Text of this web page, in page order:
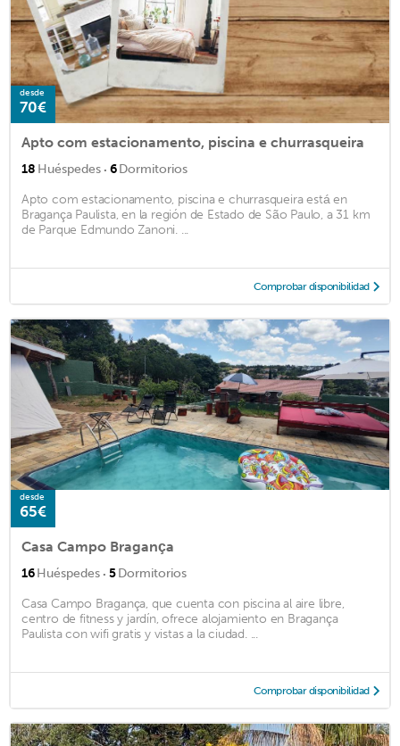
desde
70€
Apto com estacionamento, piscina e churrasqueira
18 Huéspedes · 6Dormitorios
Apto com estacionamento, piscina e churrasqueira está en
Bragança Paulista, en la región de Estado de São Paulo, a 31 km
de Parque Edmundo Zanoni. ...
Comprobar disponibilidad
desde
65€
Casa Campo Bragança
16Huéspedes · 5Dormitorios
Casa Campo Bragança, que cuenta con piscina al aire libre,
centro de fitness y jardín, ofrece alojamiento en Bragança
Paulista con wifi gratis y vistas a la ciudad. ...
Comprobar disponibilidad